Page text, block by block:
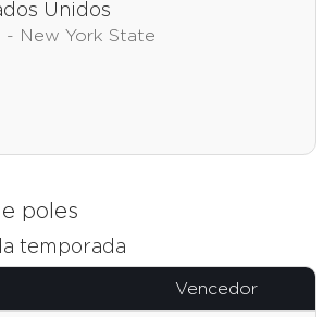
Unidos
- New York State
poles
temporada
Vencedor